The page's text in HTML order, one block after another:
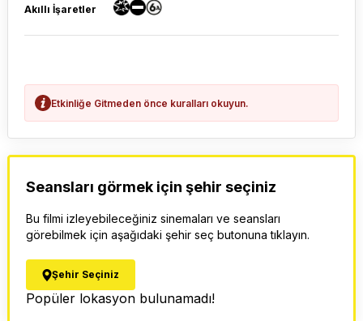
Akıllı İşaretler
Etkinliğe Gitmeden önce kuralları okuyun.
Seansları görmek için şehir seçiniz
Bu filmi izleyebileceğiniz sinemaları ve seansları
görebilmek için aşağıdaki şehir seç butonuna tıklayın.
Şehir Seçiniz
Popüler lokasyon bulunamadı!